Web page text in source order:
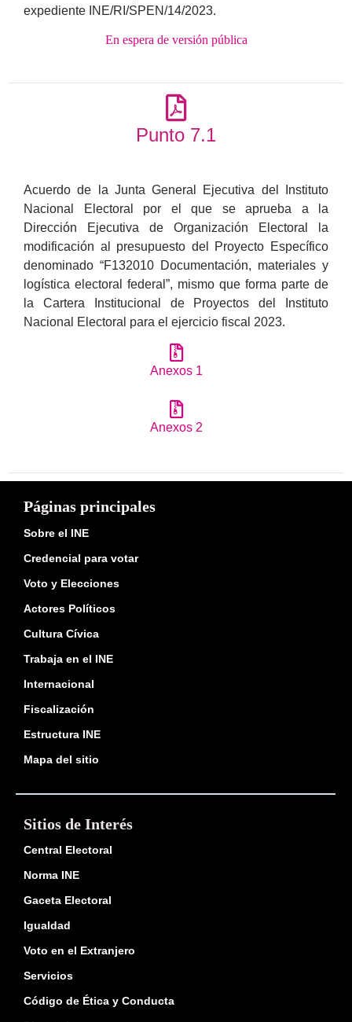
expediente INE/RI/SPEN/14/2023.
En espera de versión pública
Punto 7.1
Acuerdo de la Junta General Ejecutiva del Instituto
Nacional Electoral por el que se aprueba a la
Dirección Ejecutiva de Organización Electoral la
modificación al presupuesto del Proyecto Específico
denominado “F132010 Documentación, materiales y
logística electoral federal”, mismo que forma parte de
la Cartera Institucional de Proyectos del Instituto
Nacional Electoral para el ejercicio fiscal 2023.
Anexos 1
Anexos 2
Páginas principales
Sobre el INE
Credencial para votar
Voto y Elecciones
Actores Políticos
Cultura Cívica
Trabaja en el INE
Internacional
Fiscalización
Estructura INE
Mapa del sitio
Sitios de Interés
Central Electoral
Norma INE
Gaceta Electoral
Igualdad
Voto en el Extranjero
Servicios
Código de Ética y Conducta